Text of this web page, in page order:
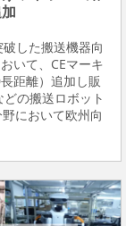
した搬送機器向
いて、CEマーキ
距離）追加し販
の搬送ロボット
において欧州向